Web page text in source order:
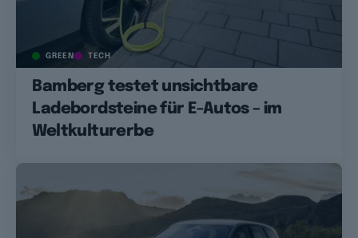
GREEN TECH
Bamberg testet unsichtbare
Ladebordsteine für E-Autos – im
Weltkulturerbe